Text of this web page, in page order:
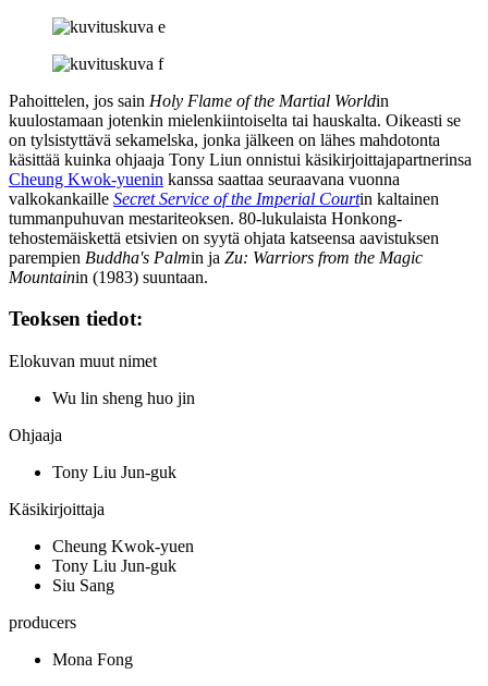
Pahoittelen, jos sain Holy Flame of the Martial Worldin
kuulostamaan jotenkin mielenkiintoiselta tai hauskalta. Oikeasti se
on tylsistyttävä sekamelska, jonka jälkeen on lähes mahdotonta
käsittää kuinka ohjaaja Tony Liun onnistui käsikirjoittajapartnerinsa
Cheung Kwok-yuenin kanssa saattaa seuraavana vuonna
valkokankaille Secret Service of the Imperial Courtin kaltainen
tummanpuhuvan mestariteoksen. 80‑lukulaista Honkong-
tehostemäiskettä etsivien on syytä ohjata katseensa aavistuksen
parempien Buddha's Palmin ja Zu: Warriors from the Magic
Mountainin (1983) suuntaan.
Teoksen tiedot:
Elokuvan muut nimet
Wu lin sheng huo jin
Ohjaaja
Tony Liu Jun-guk
Käsikirjoittaja
Cheung Kwok-yuen
Tony Liu Jun-guk
Siu Sang
producers
Mona Fong